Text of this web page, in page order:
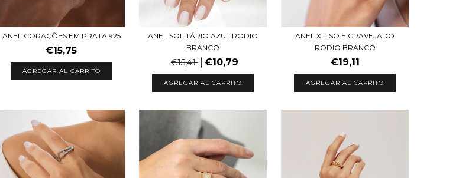
ANEL CORAÇÕES EM PRATA 925
€15,75
AGREGAR AL CARRITO
ANEL SOLITÁRIO AZUL RODIO
BRANCO
€15,41 €10,79
AGREGAR AL CARRITO
ANEL X LISO E CRAVEJADO
RODIO BRANCO
€19,11
AGREGAR AL CARRITO